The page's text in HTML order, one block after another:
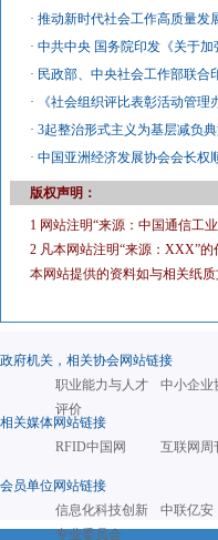
·推动新时代社会工作高质量发
·中共中央 国务院印发《关于加
· 民政部、中央社会工作部联合
·
《社会组织评比表彰活动管理
·3起整治形式主义为基层减负
·中国亚洲经济发展协会会长权
版权声明：
1 网站注明“来源：中国通信工
2 凡本网站注明“来源：XXX”
本网站提供的资料如与相关纸
政府机关，相关协会网站链接
职业能力与人才
评价
中小企业
相关媒体网站链接
RFID中国网
互联网周
会员单位网站链接
信息化科技创新
专业委员会
中联亿安